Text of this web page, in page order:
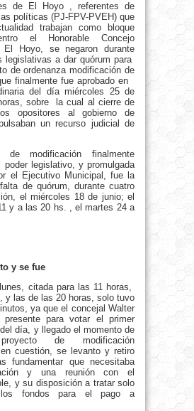
de El Hoyo , referentes de
políticas (PJ-FPV-PVEH) que
trabajan como bloque
el Honorable Concejo
El Hoyo, se negaron durante
legislativas a dar quórum para
de ordenanza modificación de
finalmente fue aprobado en
del día miércoles 25 de
sobre la cual al cierre de
opositores al gobierno de
un recurso judicial de
de modificación finalmente
poder legislativo, y promulgada
el Ejecutivo Municipal, fue la
de quórum, durante cuatro
el miércoles 18 de junio; el
y a las 20 hs. , el martes 24 a
y se fue
citada para las 11 horas,
y las de las 20 horas, solo tuvo
ya que el concejal Walter
para votar el primer
día, y llegado el momento de
de modificación
cuestión, se levanto y retiro
fundamentar que necesitaba
y una reunión con el
y su disposición a tratar solo
fondos para el pago a